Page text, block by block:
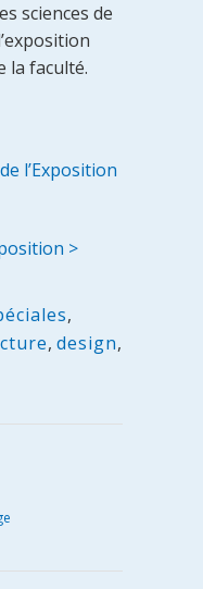
sciences de
la faculté.
l’Exposition
>
,
, design,